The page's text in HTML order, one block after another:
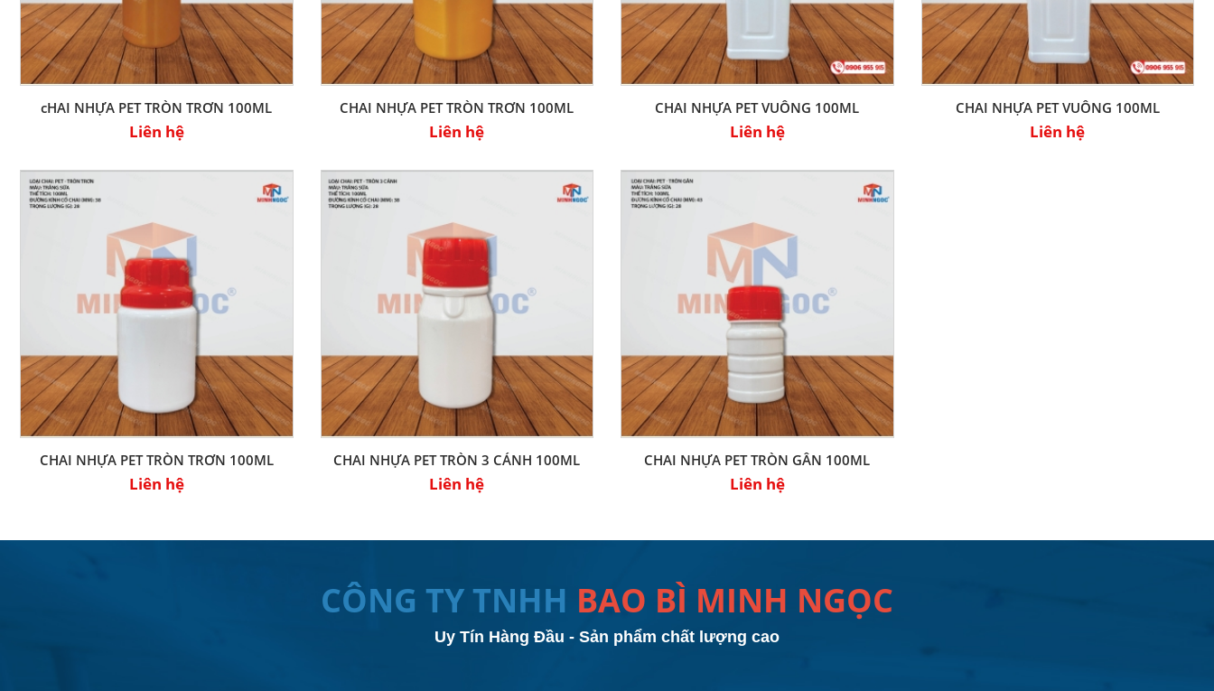
cHAI NHỰA PET TRÒN TRƠN 100ML
Liên hệ
CHAI NHỰA PET TRÒN TRƠN 100ML
Liên hệ
CHAI NHỰA PET VUÔNG 100ML
Liên hệ
CHAI NHỰA PET VUÔNG 100ML
Liên hệ
CHAI NHỰA PET TRÒN TRƠN 100ML
Liên hệ
CHAI NHỰA PET TRÒN 3 CÁNH 100ML
Liên hệ
CHAI NHỰA PET TRÒN GÂN 100ML
Liên hệ
CÔNG TY TNHH BAO BÌ MINH NGỌC
Uy Tín Hàng Đầu - Sản phẩm chất lượng cao